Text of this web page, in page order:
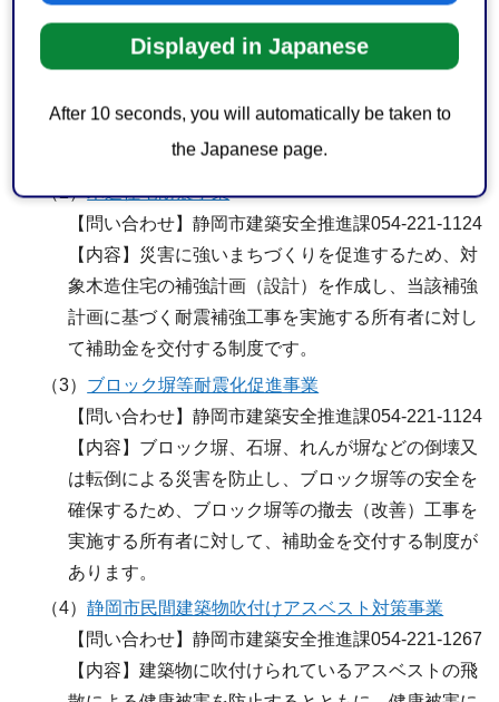
Displayed in Japanese
After 10 seconds, you will automatically be taken to
the Japanese page.
（1）
【問い合わせ】静岡市建築安全推進課054-221-1124
込みをいただいたお宅へ、無料で市から専門家を派
遣する制度です。
（2）木造住宅耐震事業
【問い合わせ】静岡市建築安全推進課054-221-1124
【内容】災害に強いまちづくりを促進するため、対
象木造住宅の補強計画（設計）を作成し、当該補強
計画に基づく耐震補強工事を実施する所有者に対し
て補助金を交付する制度です。
（3） ブロック塀等耐震化促進事業
【問い合わせ】静岡市建築安全推進課054-221-1124
【内容】ブロック塀、石塀、れんが塀などの倒壊又
は転倒による災害を防止し、ブロック塀等の安全を
確保するため、ブロック塀等の撤去（改善）工事を
実施する所有者に対して、補助金を交付する制度が
あります。
（4）静岡市民間建築物吹付けアスベスト対策事業
【問い合わせ】静岡市建築安全推進課054-221-1267
【内容】建築物に吹付けられているアスベストの飛